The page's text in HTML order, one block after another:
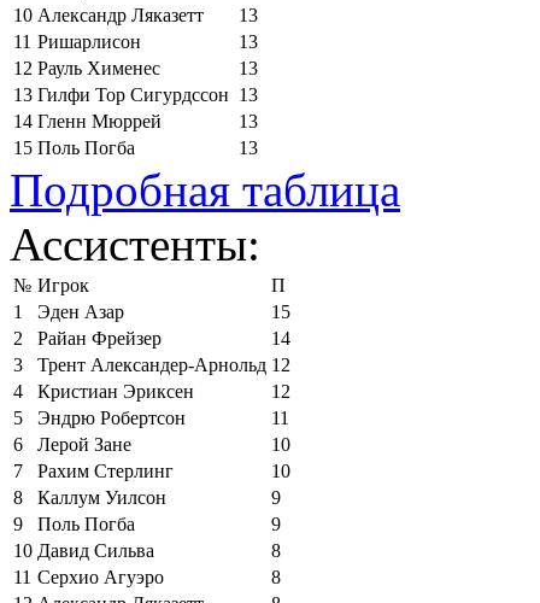
10 Александр Ляказетт
13
11 Ришарлисон
13
12 Рауль Хименес
13
13 Гилфи Тор Сигурдссон 13
14 Гленн Мюррей
13
15 Поль Погба 13
Подробная таблица
Ассистенты:
№ Игрок
П
1
Эден Азар
15
2
Райан Фрейзер
14
3
Трент Александер-Арнольд 12
4
Кристиан Эриксен
12
5
Эндрю Робертсон
11
6
Лерой Зане
10
7
Рахим Стерлинг
10
8
Каллум Уилсон
9
9
Поль Погба
9
10 Давид Сильва
8
11 Серхио Агуэро
8